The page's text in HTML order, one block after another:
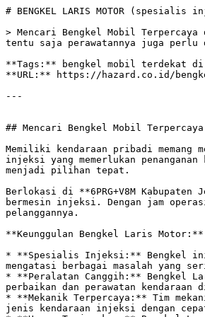
# BENGKEL LARIS MOTOR (spesialis
> Mencari Bengkel Mobil
tentu saja perawatannya juga perlu
**Tags:** bengkel mobil terdekat di
**URL:** https://hazard.co.id/
---
## Mencari Bengkel Mobil
Memiliki kendaraan pribadi
injeksi yang memerlukan
menjadi pilihan tepat.
Berlokasi di **6PRG+V8M
bermesin injeksi. Dengan jam
pelanggannya.
**Keunggulan Bengkel Laris Motor:**
* **Spesialis Injeksi:** Bengkel ini
mengatasi berbagai masalah yang
* **Peralatan Canggih:** Bengkel
perbaikan dan perawatan
* **Mekanik Terpercaya:** Tim
jenis kendaraan injeksi dengan